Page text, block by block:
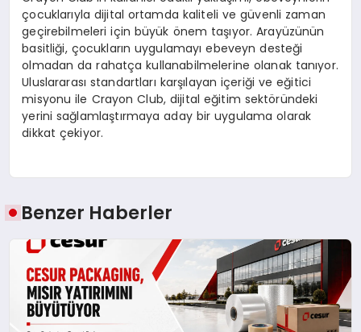
çocuklarıyla dijital ortamda kaliteli ve güvenli zaman
geçirebilmeleri için büyük önem taşıyor. Arayüzünün
basitliği, çocukların uygulamayı ebeveyn desteği
olmadan da rahatça kullanabilmelerine olanak tanıyor.
Uluslararası standartları karşılayan içeriği ve eğitici
misyonu ile Crayon Club, dijital eğitim sektöründeki
yerini sağlamlaştırmaya aday bir uygulama olarak
dikkat çekiyor.
Benzer Haberler